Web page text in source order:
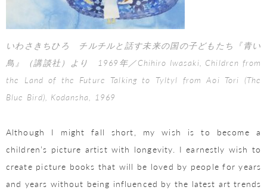
いわさきちひろ チルチルと話す未来の国の子どもたち『青い
鳥』（講談社）より 1969年／Chihiro Iwasaki, Children from
the Land of the Future Talking to Tyltyl from Aoi Tori (The
Blue Bird), Kodansha, 1969
Although I might fall short, my wish is to become a
children’s picture artist with longevity. I earnestly wish to
create picture books that will be loved by people for years
and years without being influenced by the latest art trends